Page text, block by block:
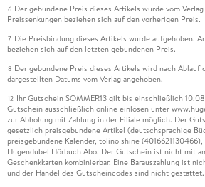
6 Der gebundene Preis dieses Artikels wurde vom
Preissenkungen beziehen sich auf den vorherigen Preis.
7 Die Preisbindung dieses Artikels wurde aufgehoben.
beziehen sich auf den letzten gebundenen Preis.
8 Der gebundene Preis dieses Artikels wird nach Ablauf
dargestellten Datums vom Verlag angehoben.
12 Ihr Gutschein SOMMER13 gilt bis einschließlich
Gutschein ausschließlich online einlösen unter
zur Abholung mit Zahlung in der Filiale möglich. Der
gesetzlich preisgebundene Artikel (deutschsprachige
preisgebundene Kalender, tolino shine
Hugendubel Hörbuch Abo. Der Gutschein ist nicht mit
Geschenkkarten kombinierbar. Eine Barauszahlung ist
und der Handel des Gutscheincodes sind nicht gestattet.